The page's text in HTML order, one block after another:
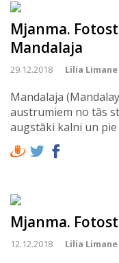
Mjanma.
Mandalaja
29.12.2018 Lilia Limane
Mandalaja
austrumiem no tās
augstāki kalni un
Mjanma.
12.12.2018 Lilia Limane